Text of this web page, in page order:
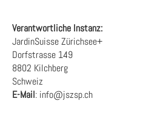
Verantwortliche Instanz:
JardinSuisse Zürichsee+
Dorfstrasse 149
8802 Kilchberg
Schweiz
E-Mail: info@jszsp.ch